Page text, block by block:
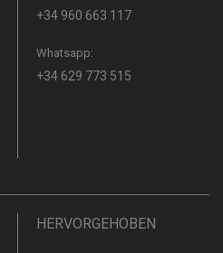
+34 960 663 117
Whatsapp:
+34 629 773 515
HERVORGEHOBEN